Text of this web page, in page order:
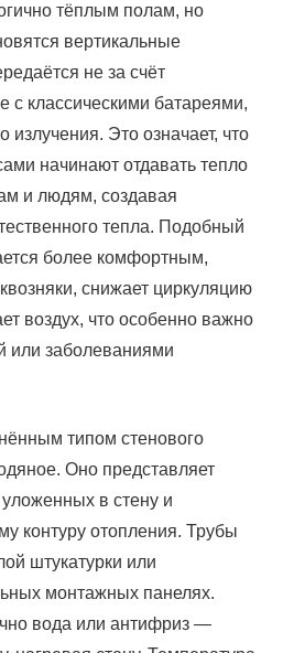
тёплым полам, но
вертикальные
не за счёт
с классическими батареями,
излучения. Это означает, что
начинают отдавать тепло
и людям, создавая
тепла. Подобный
более комфортным,
снижает циркуляцию
воздух, что особенно важно
или заболеваниями
типом стенового
Оно представляет
в стену и
контуру отопления. Трубы
штукатурки или
монтажных панелях.
вода или антифриз —